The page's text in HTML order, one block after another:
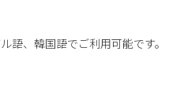
語、韓国語でご利⽤可能です。